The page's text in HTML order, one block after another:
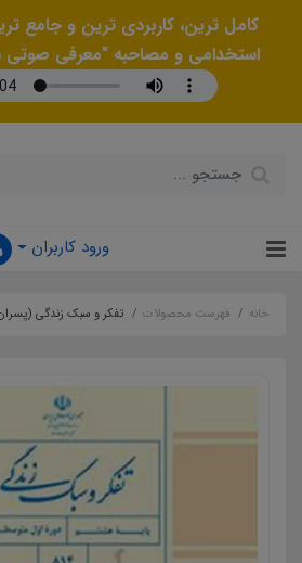
کامل ترین، کاربردی ترین و جامع
استخدامی و مصاحبه "معرفی صوتی
ورود کاربران
خانه فهرست محصولات تفکر و سبک زندگی